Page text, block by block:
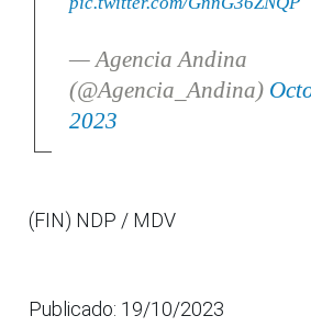
— Agencia Andina
(@Agencia_Andina)
2023
(FIN) NDP / MDV
Publicado: 19/10/2023